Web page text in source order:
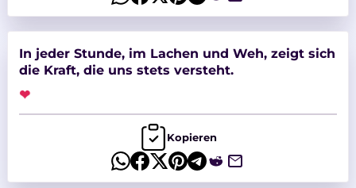
In jeder Stunde, im Lachen und Weh, zeigt sich
die Kraft, die uns stets versteht.
❤
Kopieren